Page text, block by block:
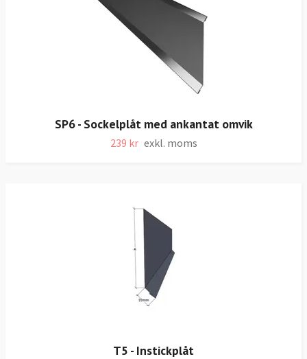
SP6 - Sockelplåt med ankantat omvik
239 kr exkl. moms
T5 - Instickplåt